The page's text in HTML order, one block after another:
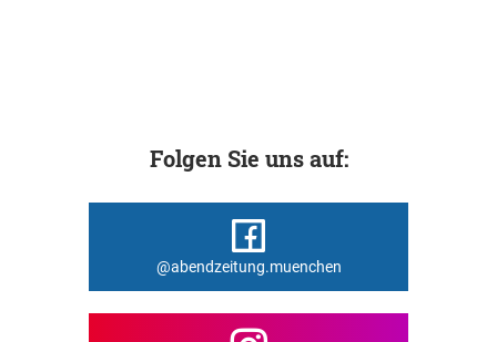
Folgen Sie uns auf:
@abendzeitung.muenchen